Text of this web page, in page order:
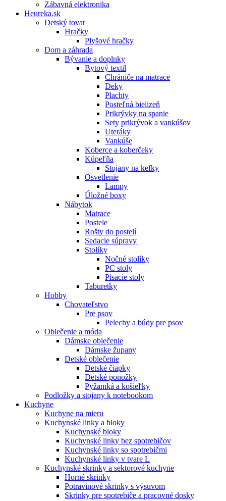
Zábavná elektronika
Heureka.sk
Detský tovar
Hračky
Plyšové hračky
Dom a záhrada
Bývanie a doplnky
Bytový textil
Chrániče na matrace
Deky
Plachty
Posteľná bielizeň
Prikrývky na spanie
Sety prikrývok a vankúšov
Uteráky
Vankúše
Koberce a koberčeky
Kúpeľňa
Stojany na kefky
Osvetlenie
Lampy
Úložné boxy
Nábytok
Matrace
Postele
Rošty do postelí
Sedacie súpravy
Stolíky
Nočné stolíky
PC stoly
Písacie stoly
Taburetky
Hobby
Chovateľstvo
Pre psov
Pelechy a búdy pre psov
Oblečenie a móda
Dámske oblečenie
Dámske župany
Detské oblečenie
Detské čiapky
Detské ponožky
Pyžamká a košieľky
Podložky a stojany k notebookom
Kuchyne
Kuchyne na mieru
Kuchynské linky a bloky
Kuchynské bloky
Kuchynské linky bez spotrebičov
Kuchynské linky so spotrebičmi
Kuchynské linky v tvare L
Kuchynské skrinky a sektorové kuchyne
Horné skrinky
Potravinové skrinky s výsuvom
Skrinky pre spotrebiče a pracovné dosky